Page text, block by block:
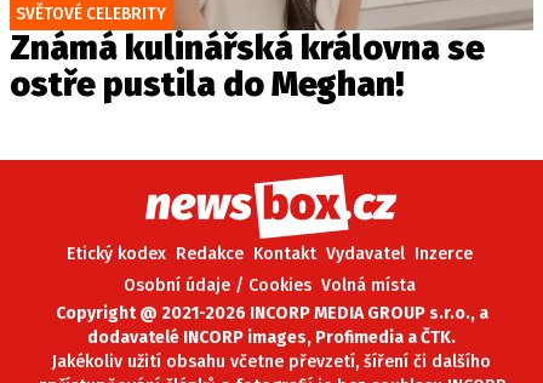
SVĚTOVÉ CELEBRITY
Známá kulinářská královna se
ostře pustila do Meghan!
Etický kodex Redakce Kontakt Vydavatel Inzerce
Osobní údaje / Cookies Volná místa
Copyright @ 2021-2026 INCORP MEDIA GROUP s.r.o., a
dodavatelé INCORP images, Profimedia a ČTK.
Jakékoliv užití obsahu včetne převzetí, šíření či dalšího